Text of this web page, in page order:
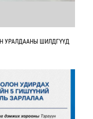
УРАЛДААНЫ ШИЛДГҮҮД